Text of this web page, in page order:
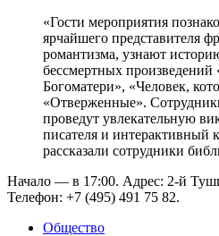
«Гости мероприятия
ярчайшего представителя
романтизма, узнают
бессмертных
Богоматери», «Человек,
«Отверженные».
проведут увлекательную
писателя и интерактивный
рассказали сотрудники
Начало — в 17:00. Адрес: 2-й
Телефон: +7 (495) 491 75 82.
Общество